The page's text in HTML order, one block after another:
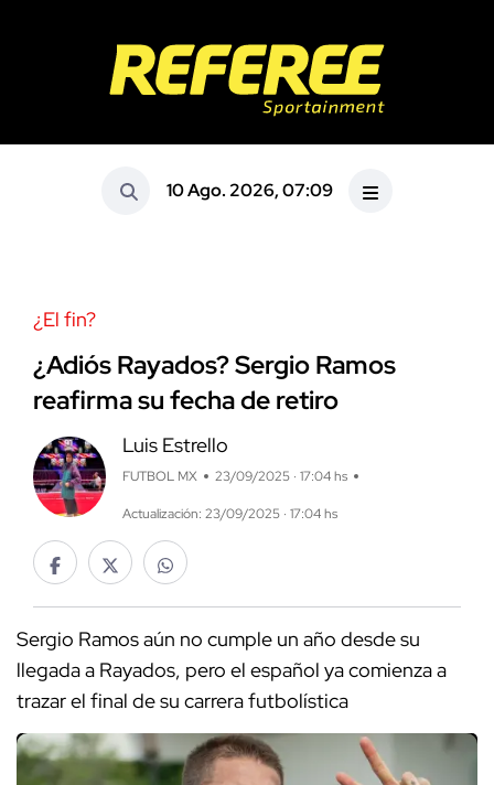
10 Ago. 2026, 07:09
¿El fin?
¿Adiós Rayados? Sergio Ramos
reafirma su fecha de retiro
Luis Estrello
FUTBOL MX 23/09/2025 · 17:04 hs
Actualización: 23/09/2025 · 17:04 hs
Sergio Ramos aún no cumple un año desde su
llegada a Rayados, pero el español ya comienza a
trazar el final de su carrera futbolística